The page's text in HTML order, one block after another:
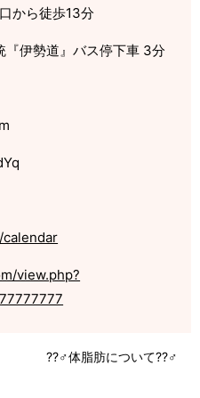
から徒歩13分
『伊勢道』バス停下車 3分
view.php?
??‍♂️体脂肪について??‍♂️